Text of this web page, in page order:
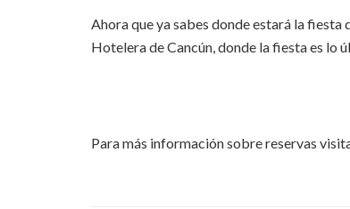
Ahora que ya sabes donde estará la fiesta
Hotelera de Cancún, donde la fiesta es lo
Para más información sobre reservas